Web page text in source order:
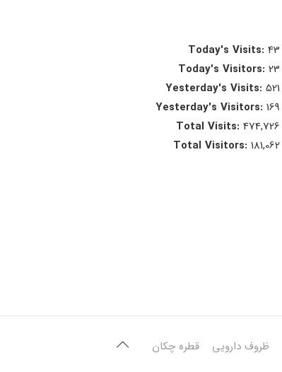
Today's Visits:43
Today's Visitors:23
Yesterday's Visits:521
Yesterday's Visitors:169
Total Visits:474,726
Total Visitors:181,062
ظروف دارویی قطره چکان